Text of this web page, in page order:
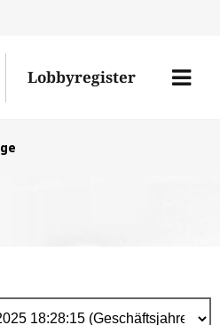
Lobbyregister
Menü